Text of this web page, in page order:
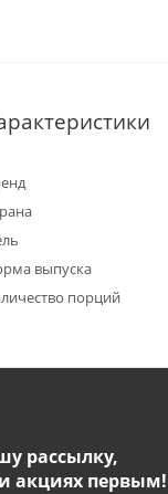
выпуска
порций
рассылку,
акциях первым!